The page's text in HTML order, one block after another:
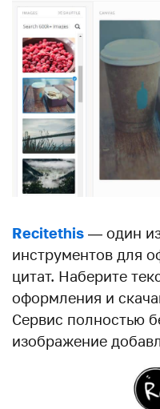
Recitethis — один
инструментов для
цитат. Наберите
оформления и
Сервис полностью
изображение